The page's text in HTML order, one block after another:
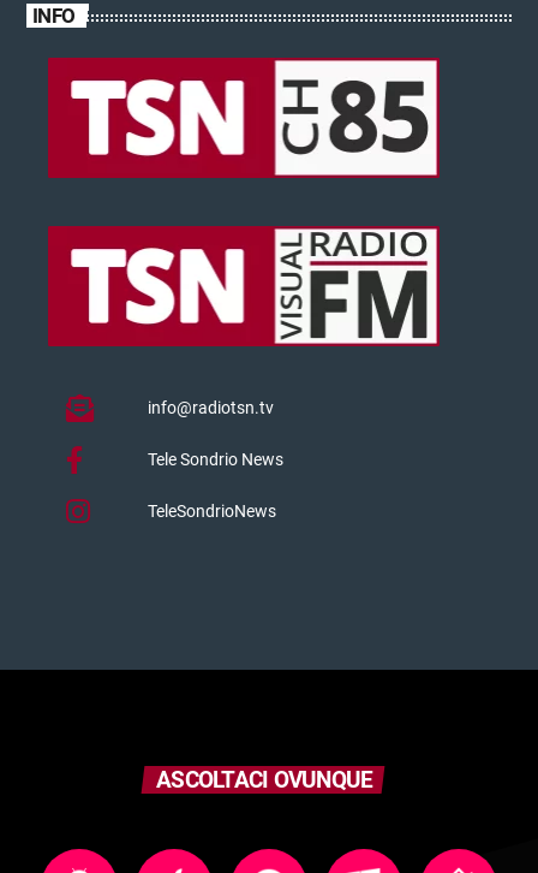
INFO
info@radiotsn.tv
Tele Sondrio News
TeleSondrioNews
ASCOLTACI OVUNQUE